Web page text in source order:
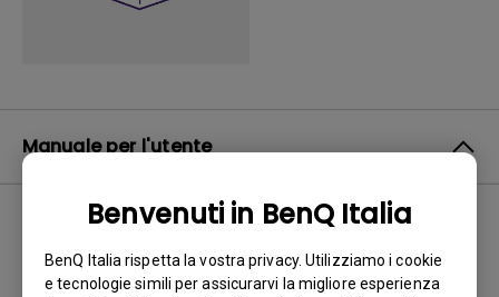
Benvenuti in BenQ Italia
BenQ Italia rispetta la vostra privacy. Utilizziamo i cookie
e tecnologie simili per assicurarvi la migliore esperienza
Manuale per l'utente
Nessun manuale correlato